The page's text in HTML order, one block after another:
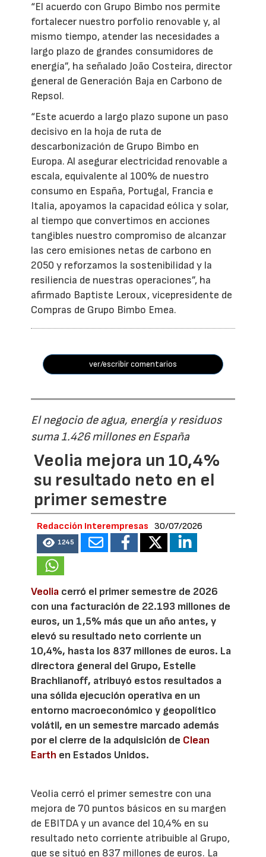
“El acuerdo con Grupo Bimbo nos permite
fortalecer nuestro porfolio renovable y, al
mismo tiempo, atender las necesidades a
largo plazo de grandes consumidores de
energía”, ha señalado João Costeira, director
general de Generación Baja en Carbono de
Repsol.
“Este acuerdo a largo plazo supone un paso
decisivo en la hoja de ruta de
descarbonización de Grupo Bimbo en
Europa. Al asegurar electricidad renovable a
escala, equivalente al 100% de nuestro
consumo en España, Portugal, Francia e
Italia, apoyamos la capacidad eólica y solar,
al tiempo que convertimos en acciones
tangibles nuestro compromiso de alcanzar
las cero emisiones netas de carbono en
2050 y reforzamos la sostenibilidad y la
resiliencia de nuestras operaciones”, ha
afirmado Baptiste Leroux, vicepresidente de
Compras de Grupo Bimbo Emea.
ver/escribir comentarios
El negocio de agua, energía y residuos
suma 1.426 millones en España
Veolia mejora un 10,4%
su resultado neto en el
primer semestre
Redacción Interempresas 30/07/2026
1245
Veolia cerró el primer semestre de 2026
con una facturación de 22.193 millones de
euros, un 1,5% más que un año antes, y
elevó su resultado neto corriente un
10,4%, hasta los 837 millones de euros. La
directora general del Grupo, Estelle
Brachlianoff, atribuyó estos resultados a
una sólida ejecución operativa en un
entorno macroeconómico y geopolítico
volátil, en un semestre marcado además
por el cierre de la adquisición de Clean
Earth en Estados Unidos.
Veolia cerró el primer semestre con una
mejora de 70 puntos básicos en su margen
de EBITDA y un avance del 10,4% en su
resultado neto corriente atribuible al Grupo,
que se situó en 837 millones de euros. La